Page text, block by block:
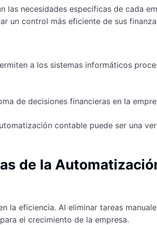
necesidades específicas de cada
un control más eficiente de sus
a los sistemas informáticos
de decisiones financieras en la
contable puede ser una
de la
eficiencia. Al eliminar tareas
el crecimiento de la empresa.